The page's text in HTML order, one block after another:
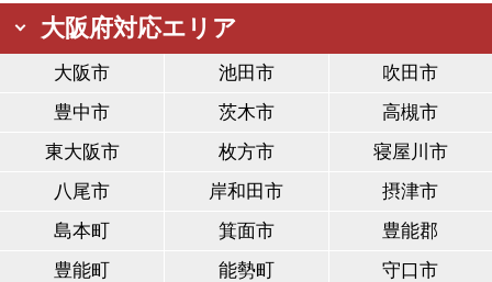
大阪府対応エリア
大阪市 池田市
吹田市
豊中市
茨木市
高槻市
東大阪市
枚方市
寝屋川市
八尾市
岸和田市
摂津市
島本町
箕面市
豊能郡
豊能町
能勢町
守口市